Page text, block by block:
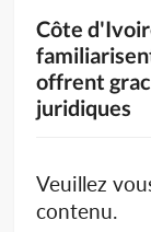
Côte
offrent
juridiques
Veuillez
contenu.